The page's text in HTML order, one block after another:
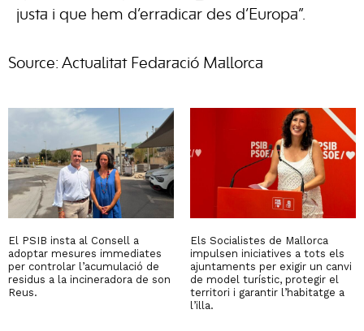
justa i que hem d’erradicar des d’Europa”.
Source: Actualitat Fedaració Mallorca
El PSIB insta al Consell a
adoptar mesures immediates
per controlar l’acumulació de
residus a la incineradora de son
Reus.
Els Socialistes de Mallorca
impulsen iniciatives a tots els
ajuntaments per exigir un canvi
de model turístic, protegir el
territori i garantir l’habitatge a
l’illa.